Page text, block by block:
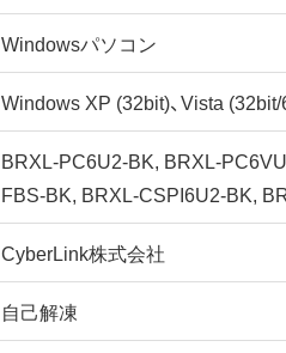
Windowsパソコン
Windows XP (32bit)、Vista
BRXL-PC6U2-BK, BRXL-
FBS-BK, BRXL-CSPI6U2-BK,
CyberLink株式会社
自己解凍